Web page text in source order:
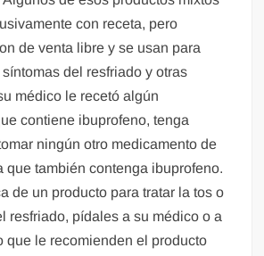
con receta, pero
de venta libre y se usan para
del resfriado y otras
médico le recetó algún
contiene ibuprofeno, tenga
ningún otro medicamento de
que también contenga ibuprofeno.
de un producto para tratar la tos o
resfriado, pídales a su médico o a
que le recomienden el producto